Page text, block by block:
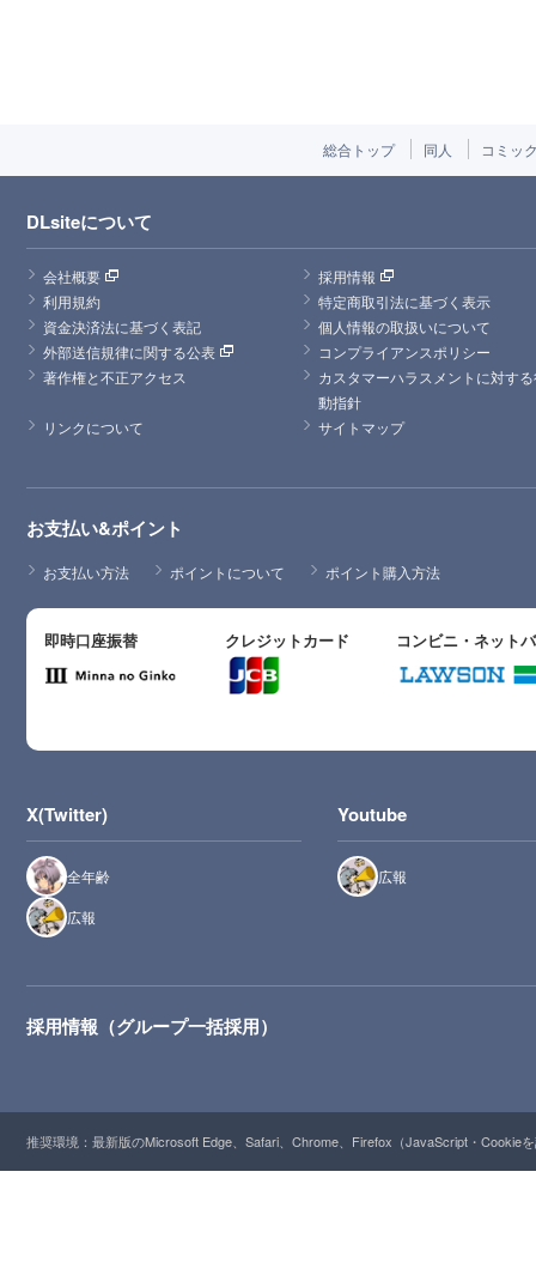
総合トップ 同人 コミッ
DLsiteについて
会社概要
採用情報
利用規約
特定商取引法に基づく表示
資金決済法に基づく表記
個人情報の取扱いについて
外部送信規律に関する公表
コンプライアンスポリシー
著作権と不正アクセス
カスタマーハラスメントに対す
動指針
リンクについて
サイトマップ
お支払い&ポイント
お支払い方法 ポイントについて ポイント購入方法
即時口座振替 クレジットカード コンビニ・ネット
X(Twitter)
全年齢
広報
Youtube
広報
採用情報（グループ一括採用）
推奨環境：最新版のMicrosoft Edge、Safari、Chrome、Firefox（JavaScript・Cookie